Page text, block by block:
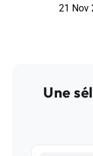
21 Nov
Une